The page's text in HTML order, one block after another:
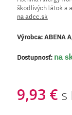
škodlivých látok a
na adcc.sk
Výrobca:ABENA
Dostupnosť: na
9,93 € s